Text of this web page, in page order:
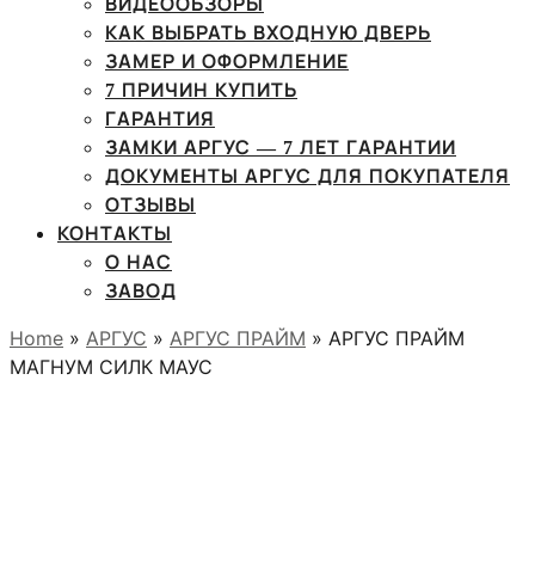
ВИДЕООБЗОРЫ
КАК ВЫБРАТЬ ВХОДНУЮ ДВЕРЬ
ЗАМЕР И ОФОРМЛЕНИЕ
7 ПРИЧИН КУПИТЬ
ГАРАНТИЯ
ЗАМКИ АРГУС — 7 ЛЕТ ГАРАНТИИ
ДОКУМЕНТЫ АРГУС ДЛЯ ПОКУПАТЕЛЯ
ОТЗЫВЫ
КОНТАКТЫ
О НАС
ЗАВОД
Home » АРГУС » АРГУС ПРАЙМ » АРГУС ПРАЙМ
МАГНУМ СИЛК МАУС